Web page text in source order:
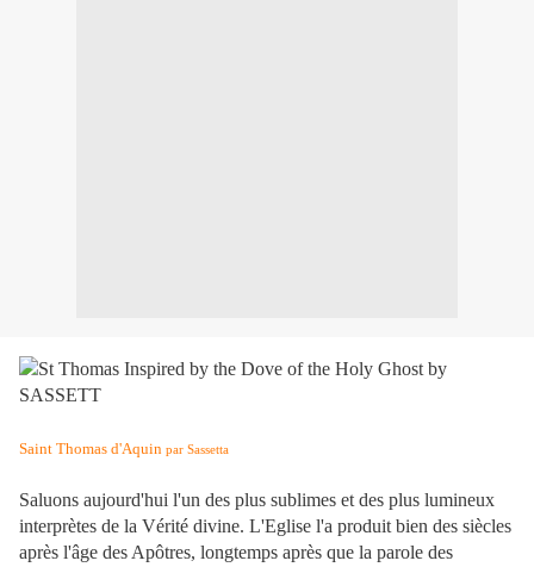
Saint Thomas d'Aquin par Sassetta
Saluons aujourd'hui l'un des plus sublimes et des plus lumineux
interprètes de la Vérité divine. L'Eglise l'a produit bien des siècles
après l'âge des Apôtres, longtemps après que la parole des